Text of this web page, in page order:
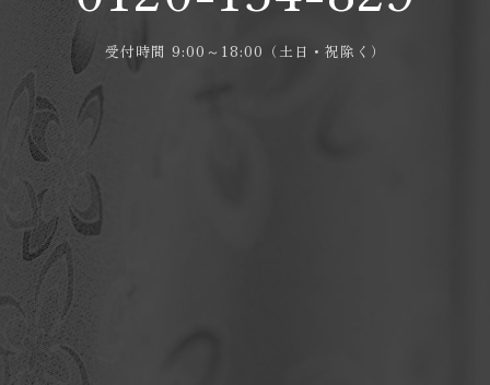
受付時間 9:00～18:00（土日・祝除く）